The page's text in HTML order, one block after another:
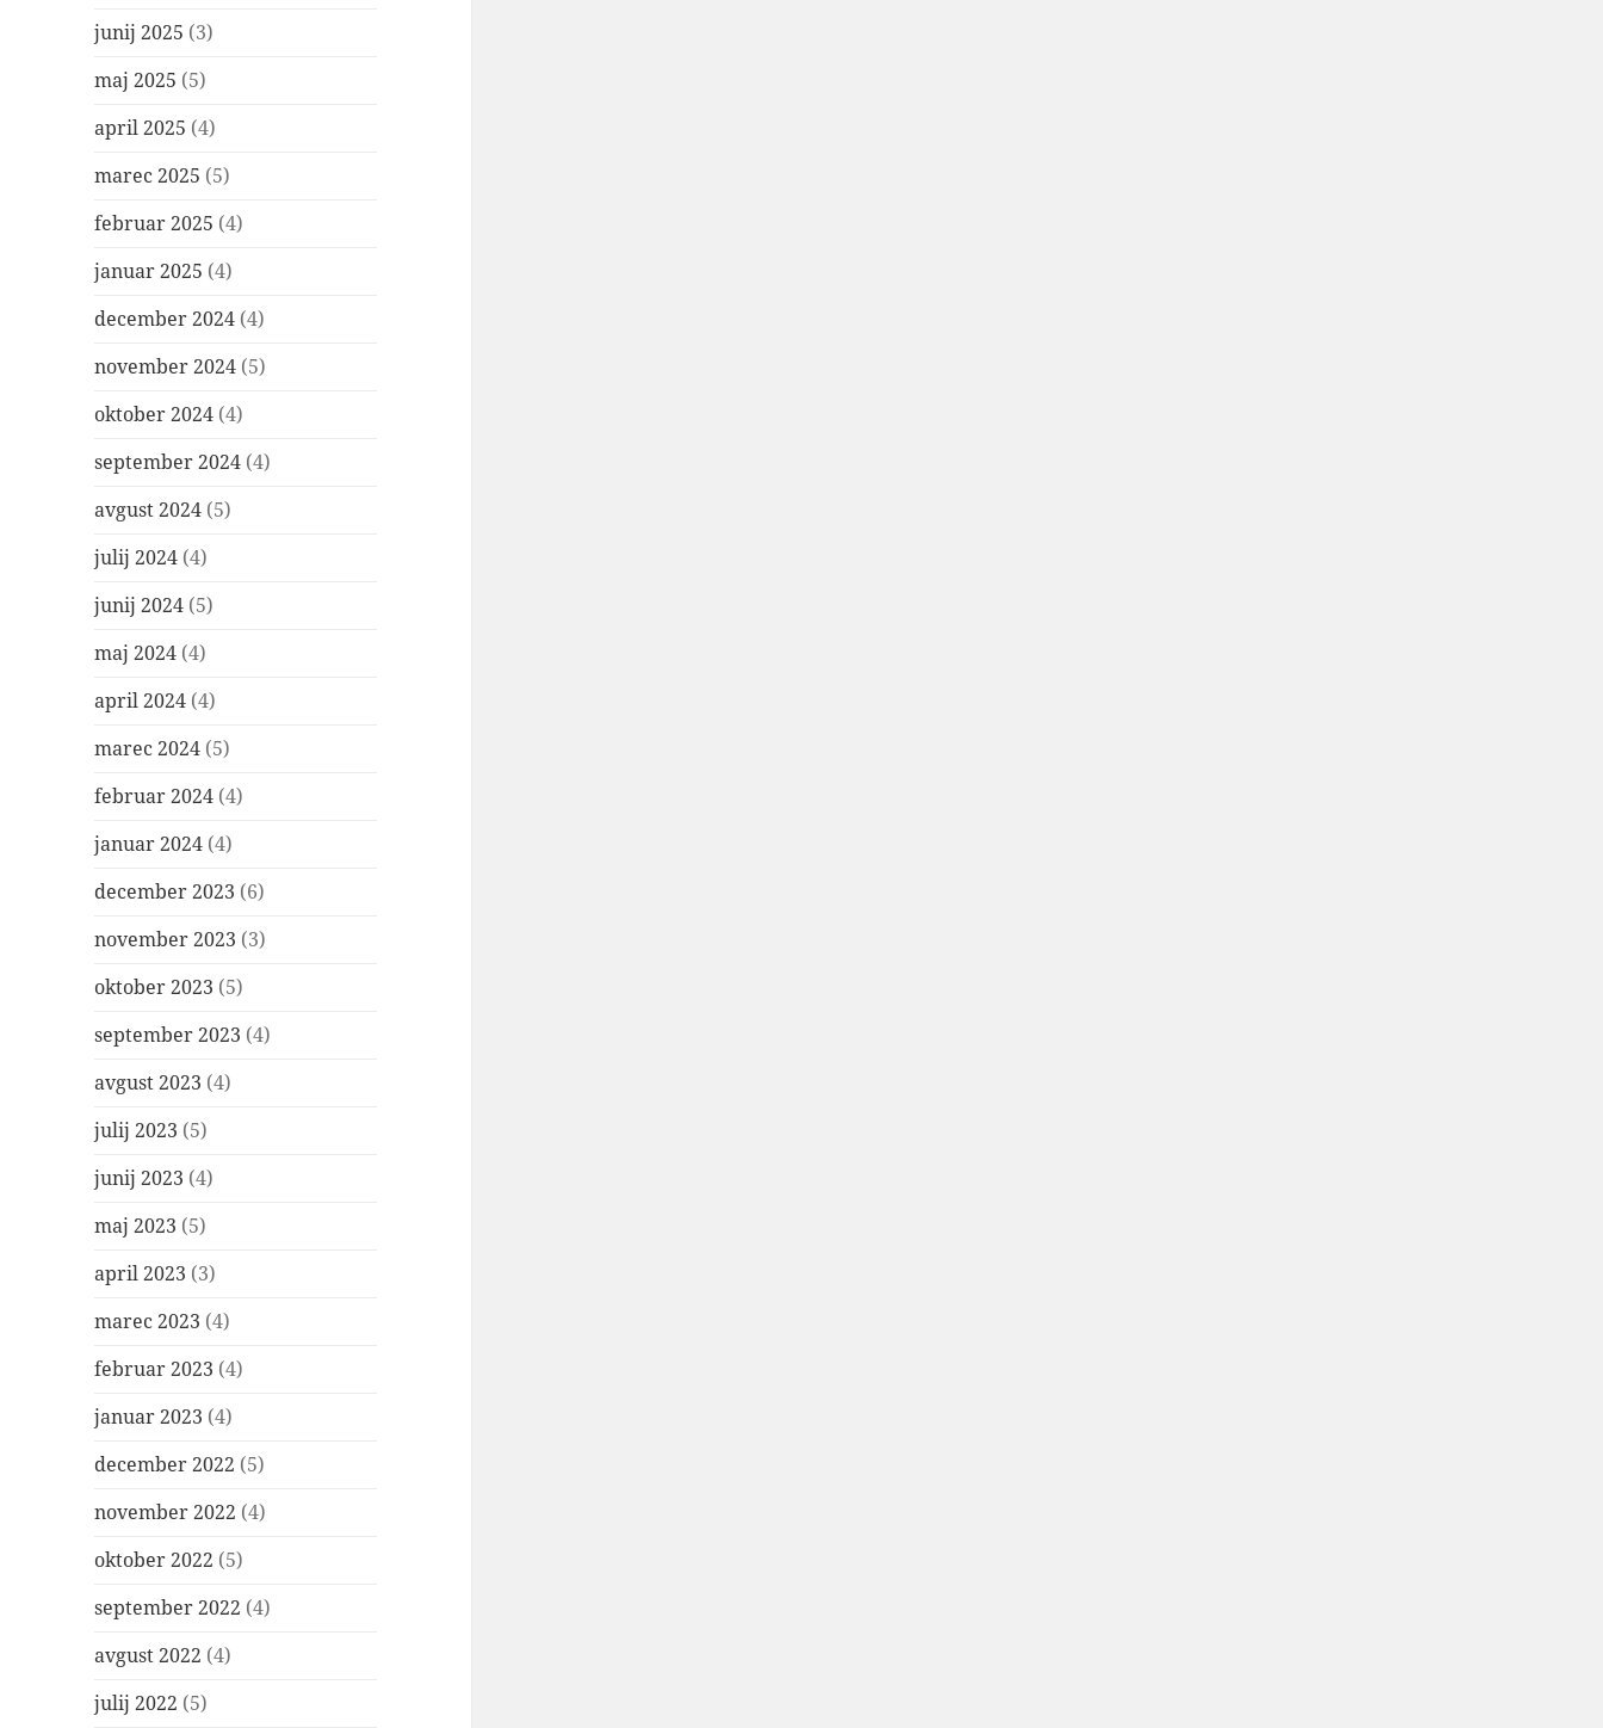
junij 2025 (3)
maj 2025 (5)
april 2025 (4)
marec 2025 (5)
februar 2025 (4)
januar 2025 (4)
december 2024 (4)
november 2024 (5)
oktober 2024 (4)
september 2024 (4)
avgust 2024 (5)
julij 2024 (4)
junij 2024 (5)
maj 2024 (4)
april 2024 (4)
marec 2024 (5)
februar 2024 (4)
januar 2024 (4)
december 2023 (6)
november 2023 (3)
oktober 2023 (5)
september 2023 (4)
avgust 2023 (4)
julij 2023 (5)
junij 2023 (4)
maj 2023 (5)
april 2023 (3)
marec 2023 (4)
februar 2023 (4)
januar 2023 (4)
december 2022 (5)
november 2022 (4)
oktober 2022 (5)
september 2022 (4)
avgust 2022 (4)
julij 2022 (5)